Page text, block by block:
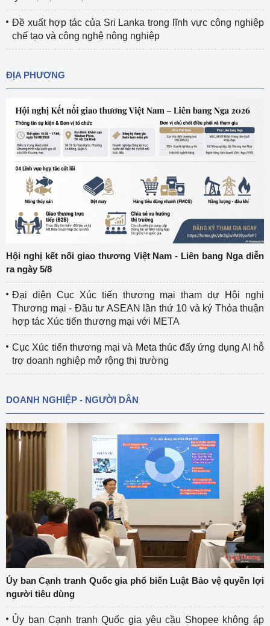
Đề xuất hợp tác của Sri Lanka trong lĩnh vực công nghiệp
chế tạo và công nghệ nông nghiệp
ĐỊA PHƯƠNG
Hội nghị kết nối giao thương Việt Nam - Liên bang Nga diễn
ra ngày 5/8
Đại diện Cục Xúc tiến thương mại tham dự Hội nghị
Thương mại - Đầu tư ASEAN lần thứ 10 và ký Thỏa thuận
hợp tác Xúc tiến thương mại với META
Cục Xúc tiến thương mại và Meta thúc đẩy ứng dụng AI hỗ
trợ doanh nghiệp mở rộng thị trường
DOANH NGHIỆP - NGƯỜI DÂN
Ủy ban Cạnh tranh Quốc gia phổ biến Luật Bảo vệ quyền lợi
người tiêu dùng
Ủy ban Cạnh tranh Quốc gia yêu cầu Shopee không áp